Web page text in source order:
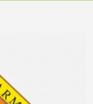
第37屆越南西貢布料
總代理】